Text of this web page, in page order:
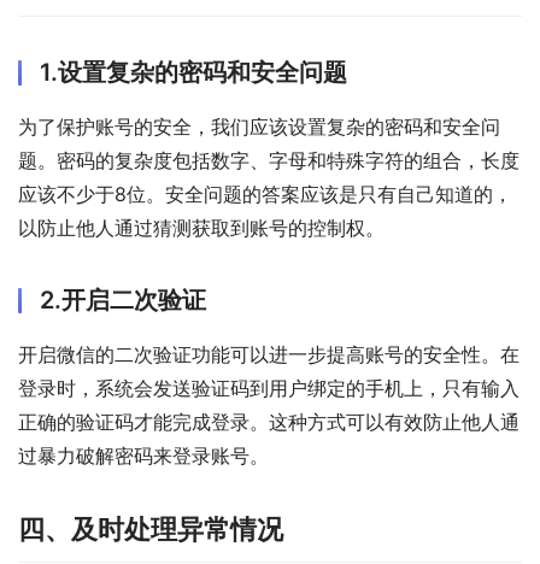
1.设置复杂的密码和安全问题
为了保护账号的安全，我们应该设置复杂的密码和安全问
题。密码的复杂度包括数字、字母和特殊字符的组合，长度
应该不少于8位。安全问题的答案应该是只有自己知道的，
以防止他人通过猜测获取到账号的控制权。
2.开启二次验证
开启微信的二次验证功能可以进一步提高账号的安全性。在
登录时，系统会发送验证码到用户绑定的手机上，只有输入
正确的验证码才能完成登录。这种方式可以有效防止他人通
过暴力破解密码来登录账号。
四、及时处理异常情况